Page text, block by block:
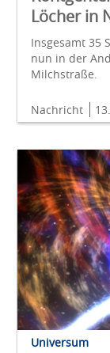
Löcher in
Insgesamt 35
nun in der
Milchstraße.
Nachricht
Universum